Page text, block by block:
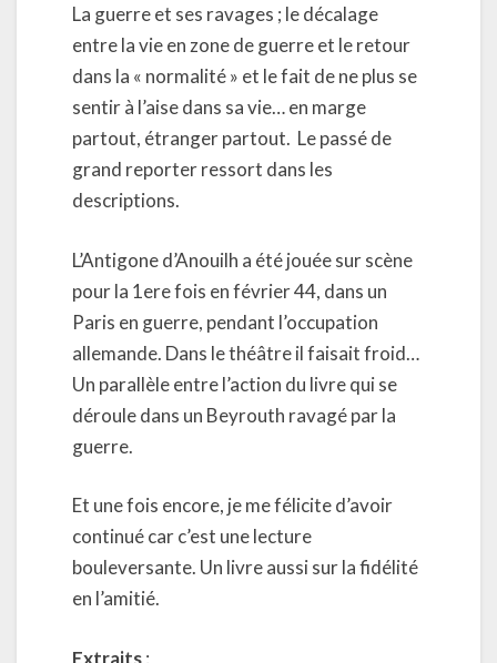
La guerre et ses ravages ; le décalage
entre la vie en zone de guerre et le retour
dans la « normalité » et le fait de ne plus se
sentir à l’aise dans sa vie… en marge
partout, étranger partout. Le passé de
grand reporter ressort dans les
descriptions.
L’Antigone d’Anouilh a été jouée sur scène
pour la 1ere fois en février 44, dans un
Paris en guerre, pendant l’occupation
allemande. Dans le théâtre il faisait froid…
Un parallèle entre l’action du livre qui se
déroule dans un Beyrouth ravagé par la
guerre.
Et une fois encore, je me félicite d’avoir
continué car c’est une lecture
bouleversante. Un livre aussi sur la fidélité
en l’amitié.
Extraits: